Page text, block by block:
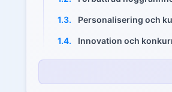
1.3. Personalisering och
1.4. Innovation och
2. Tillämpningar av AI inom
2.1. Bedrägeridetektion